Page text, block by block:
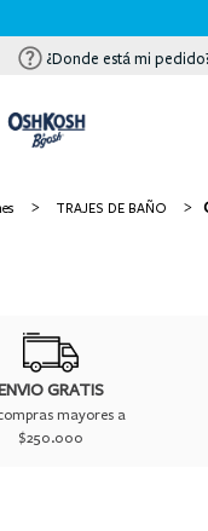
¿Donde está mi
TRAJES DE BAÑO
GRATIS
mayores a
$250.000